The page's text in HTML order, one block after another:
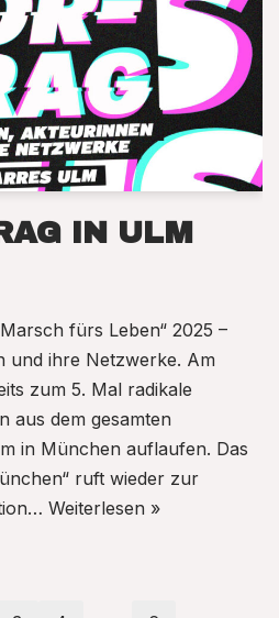
IN ULM
fürs Leben“ 2025 –
und ihre Netzwerke. Am
zum 5. Mal radikale
aus dem gesamten
in München auflaufen. Das
ruft wieder zur
Weiterlesen »